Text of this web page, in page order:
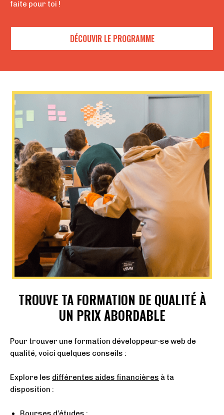
faite pour toi !
DÉCOUVIR LE PROGRAMME
TROUVE TA FORMATION DE QUALITÉ À
UN PRIX ABORDABLE
Pour trouver une formation développeur·se web de
qualité, voici quelques conseils :
Explore les différentes aides financières à ta
disposition :